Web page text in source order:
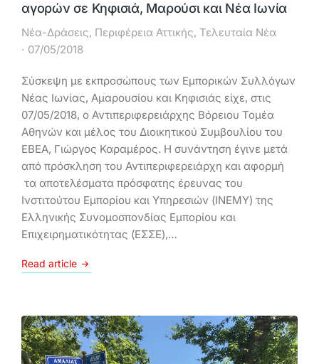
αγορών σε Κηφισιά, Μαρούσι και Νέα Ιωνία
Νέα-Δράσεις, Περιφέρεια Αττικής, Τελευταία Νέα
07/05/2018
Σύσκεψη με εκπροσώπους των Εμπορικών Συλλόγων
Νέας Ιωνίας, Αμαρουσίου και Κηφισιάς είχε, στις
07/05/2018, ο Αντιπεριφερειάρχης Βόρειου Τομέα
Αθηνών και μέλος του Διοικητικού Συμβουλίου του
ΕΒΕΑ, Γιώργος Καραμέρος. Η συνάντηση έγινε μετά
από πρόσκληση του Αντιπεριφερειάρχη και αφορμή
τα αποτελέσματα πρόσφατης έρευνας του
Ινστιτούτου Εμπορίου και Υπηρεσιών (ΙΝΕΜΥ) της
Ελληνικής Συνομοσπονδίας Εμπορίου και
Επιχειρηματικότητας (ΕΣΣΕ),…
Read article